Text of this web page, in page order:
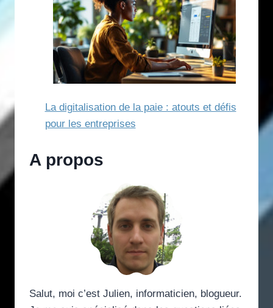
La digitalisation de la paie : atouts et défis
pour les entreprises
A propos
Salut, moi c’est Julien, informaticien, blogueur.